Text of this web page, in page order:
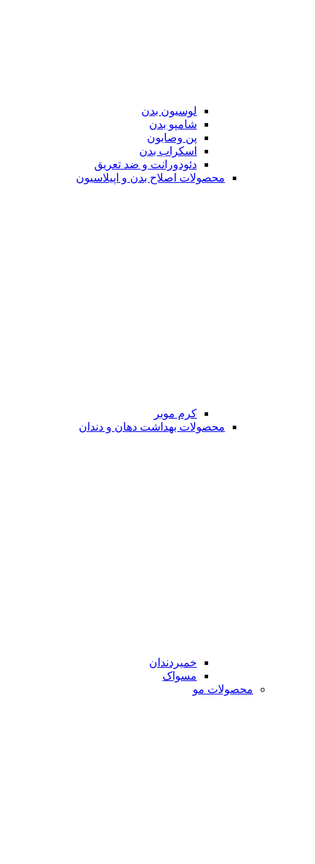
لوسیون بدن
شامپو بدن
پن وصابون
اسکراب بدن
دئودورانت و ضد تعریق
محصولات اصلاح بدن و اپیلاسیون
کرم موبر
محصولات بهداشت دهان و دندان
خمیردندان
مسواک
محصولات مو